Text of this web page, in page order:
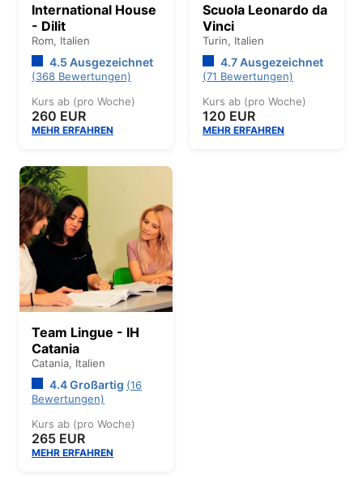
International House
- Dilit
Rom, Italien
4.5 Ausgezeichnet
(368 Bewertungen)
Kurs ab (pro Woche)
260 EUR
MEHR ERFAHREN
Scuola Leonardo da
Vinci
Turin, Italien
4.7 Ausgezeichnet
(71 Bewertungen)
Kurs ab (pro Woche)
120 EUR
MEHR ERFAHREN
Team Lingue - IH
Catania
Catania, Italien
4.4 Großartig (16
Bewertungen)
Kurs ab (pro Woche)
265 EUR
MEHR ERFAHREN